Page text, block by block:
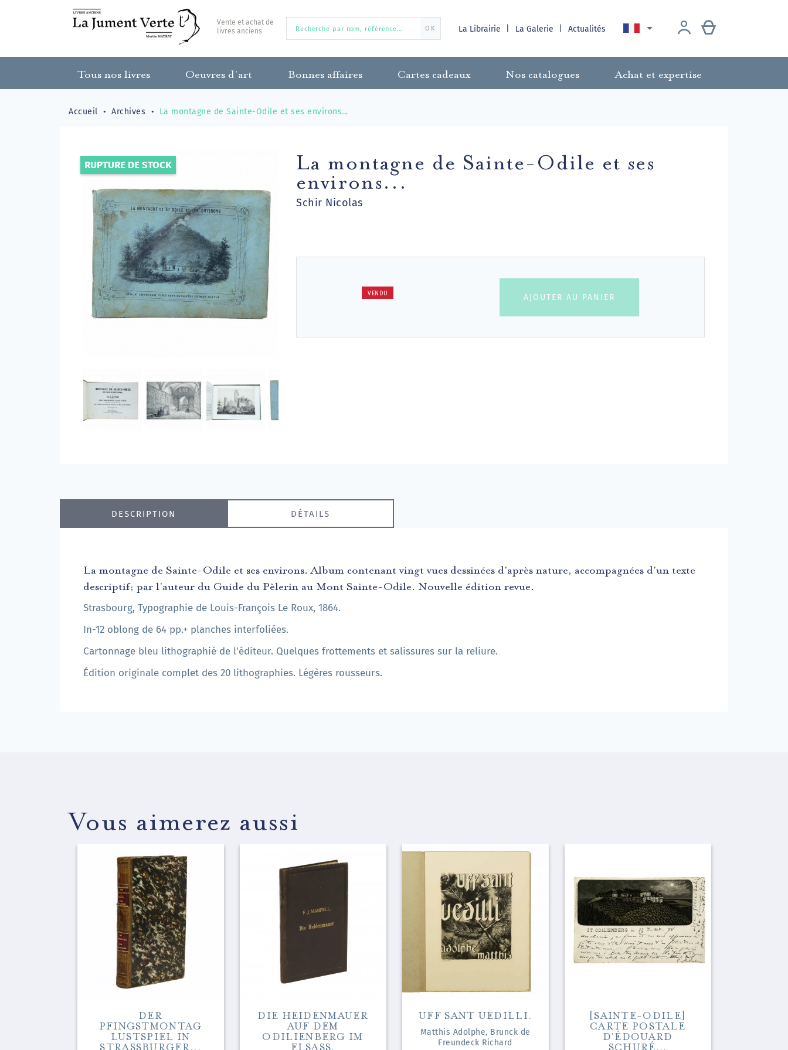
Vente et achat de
livres anciens
OK La Librairie La Galerie Actualités 
Tous nos livres Oeuvres d’art Bonnes affaires Cartes cadeaux Nos catalogues Achat et expertise
Accueil Archives La montagne de Sainte-Odile et ses environs...
RUPTURE DE STOCK La montagne de Sainte-Odile et ses
environs...
Schir Nicolas
VENDU AJOUTER AU PANIER
DESCRIPTION DÉTAILS
La montagne de Sainte-Odile et ses environs. Album contenant vingt vues dessinées d'après nature, accompagnées d'un texte
descriptif; par l'auteur du Guide du Pèlerin au Mont Sainte-Odile. Nouvelle édition revue.
Strasbourg, Typographie de Louis-François Le Roux, 1864.
In-12 oblong de 64 pp.+ planches interfoliées.
Cartonnage bleu lithographié de l'éditeur. Quelques frottements et salissures sur la reliure.
Édition originale complet des 20 lithographies. Légères rousseurs.
Vous aimerez aussi
DER
PFINGSTMONTAG
LUSTSPIEL IN
STRASSBURGER...
DIE HEIDENMAUER
AUF DEM
ODILIENBERG IM
ELSASS.
UFF SANT UEDILLI.
Matthis Adolphe, Brunck de
Freundeck Richard
[SAINTE-ODILE]
CARTE POSTALE
D'ÉDOUARD
SCHURÉ...